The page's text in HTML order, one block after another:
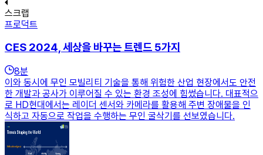
스크랩
프로덕트
CES 2024, 세상을 바꾸는 트렌드 5가지
8분
이와 동시에 무인 모빌리티 기술을 통해 위험한 산업 현장에서도 안전
한 개발과 공사가 이루어질 수 있는 환경 조성에 힘썼습니다. 대표적으
로 HD현대에서는 레이더 센서와 카메라를 활용해 주변 장애물을 인
식하고 자동으로 작업을 수행하는 무인 굴삭기를 선보였습니다.